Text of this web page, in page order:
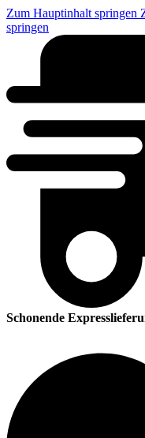
Zum Hauptinhalt springen
springen
Schonende